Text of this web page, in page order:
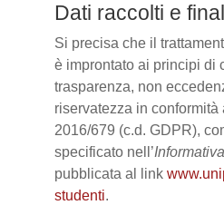
Dati raccolti e
Si precisa che il
è improntato ai principi di
trasparenza, non
riservatezza in
2016/679 (c.d. GDPR),
specificato nell’
pubblicata al link
studenti.